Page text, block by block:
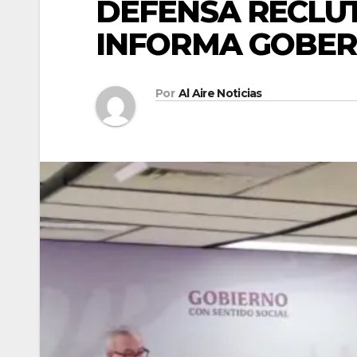
DEFENSA
INFORMA
Por Al Aire Noticias